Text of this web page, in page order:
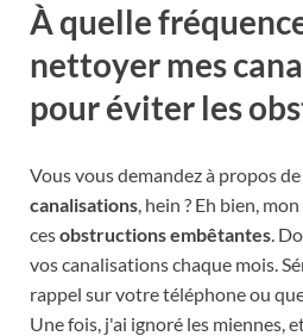
À quelle
nettoyer mes
pour éviter les
Vous vous demandez à propos
canalisations , hein ? Eh bien,
cesobstructions embêtantes .
vos canalisations chaque mois.
rappel sur votre téléphone ou
Une fois, j'ai ignoré les miennes,